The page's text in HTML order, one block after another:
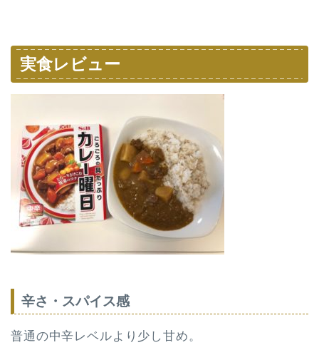
実食レビュー
辛さ・スパイス感
普通の中辛レベルより少し甘め。